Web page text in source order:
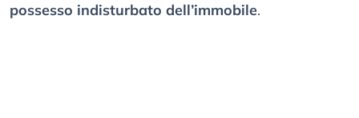
possesso indisturbato dell’immobile.